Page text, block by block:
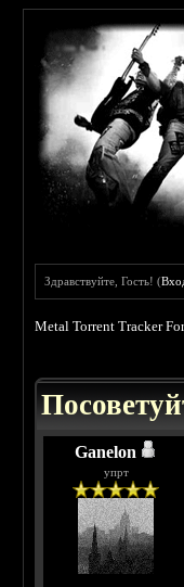
Здравствуйте, Гость! (
Metal Torrent Tracker
Ganelon
упрт